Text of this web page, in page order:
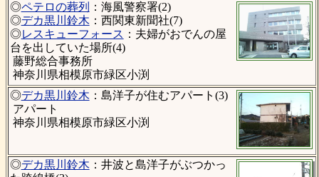
◎ペテロの葬列
：海風警察署(2)
◎デカ黒川鈴木 ：西関東新聞社(7)
◎レスキューフォース ：夫婦がおでんの屋
台を出していた場所(4)
藤野総合事務所
神奈川県相模原市緑区小渕
◎デカ黒川鈴木 ：島洋子が住むアパート(3)
アパート
神奈川県相模原市緑区小渕
◎デカ黒川鈴木 ：井波と島洋子がぶつかっ